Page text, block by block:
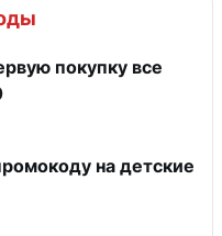
покупку все
на детские